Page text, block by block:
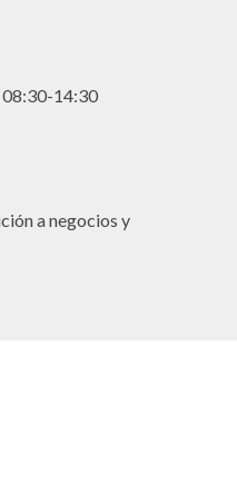
08:30-14:30
a negocios y